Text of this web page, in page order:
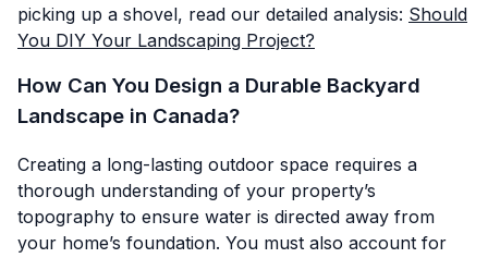
picking up a shovel, read our detailed analysis: Should
You DIY Your Landscaping Project?
How Can You Design a Durable Backyard
Landscape in Canada?
Creating a long-lasting outdoor space requires a
thorough understanding of your property’s
topography to ensure water is directed away from
your home’s foundation. You must also account for